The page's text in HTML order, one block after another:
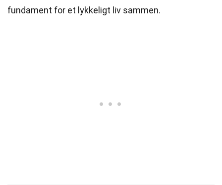
fundament for et lykkeligt liv sammen.